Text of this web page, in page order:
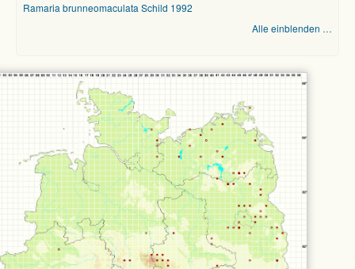
Ramaria brunneomaculata Schild 1992
Alle einblenden …